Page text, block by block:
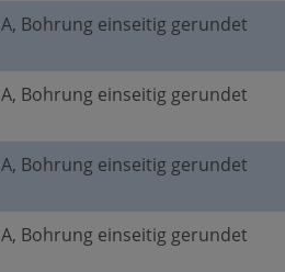
A, Bohrung einseitig gerundet
A, Bohrung einseitig gerundet
A, Bohrung einseitig gerundet
A, Bohrung einseitig gerundet